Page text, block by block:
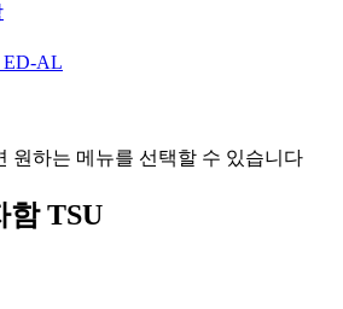
ED-AL
원하는 메뉴를 선택할 수 있습니다
함 TSU